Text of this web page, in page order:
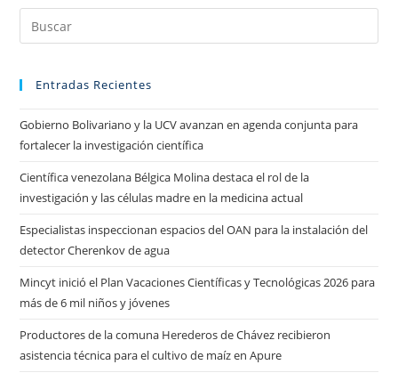
Entradas Recientes
Gobierno Bolivariano y la UCV avanzan en agenda conjunta para
fortalecer la investigación científica
Científica venezolana Bélgica Molina destaca el rol de la
investigación y las células madre en la medicina actual
Especialistas inspeccionan espacios del OAN para la instalación del
detector Cherenkov de agua
Mincyt inició el Plan Vacaciones Científicas y Tecnológicas 2026 para
más de 6 mil niños y jóvenes
Productores de la comuna Herederos de Chávez recibieron
asistencia técnica para el cultivo de maíz en Apure